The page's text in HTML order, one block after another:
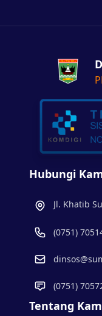
Hubungi
Jl. Khatib
(0751)
(0751)
Tentang